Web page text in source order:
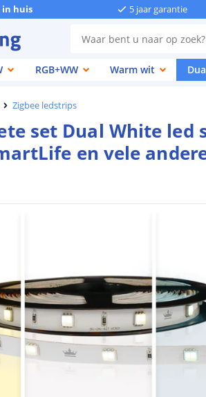
in huis 5 jaar garantie
RGB+WW Warm wit
Zigbee ledstrips
set Dual White
en vele